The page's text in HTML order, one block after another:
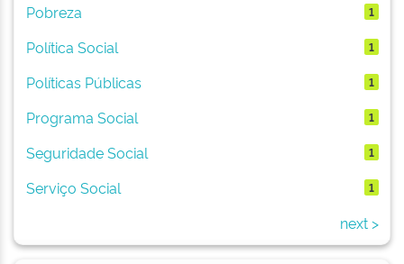
Pobreza 1
Política Social 1
Políticas Públicas 1
Programa Social 1
Seguridade Social 1
Serviço Social 1
next >